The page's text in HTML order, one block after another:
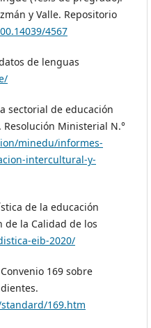
y Valle. Repositorio
4567
de lenguas
sectorial de educación
Ministerial N.°
minedu/informes-
intercultural-y-
de la educación
la Calidad de los
eib-2020/
169 sobre
169.htm